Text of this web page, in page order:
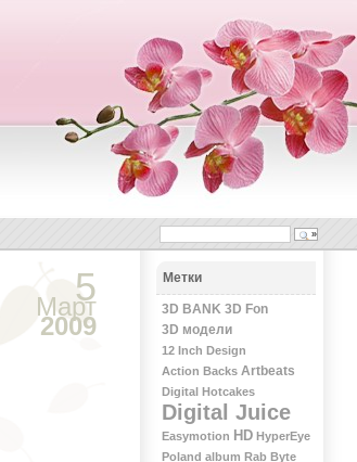
5
Март
2009
Метки
3D BANK 3D Fon
3D модели
12 Inch Design
Action Backs Artbeats
Digital Hotcakes
Digital Juice
Easymotion HD HyperEye
Poland album Rab Byte